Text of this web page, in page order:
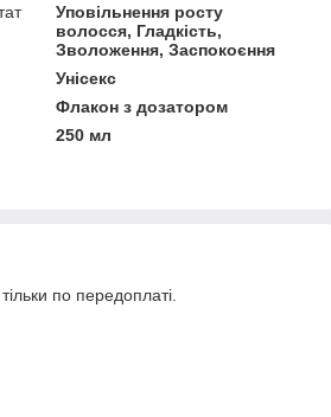
Уповільнення росту
волосся, Гладкість,
Зволоження, Заспокоєння
Унісекс
Флакон з дозатором
250 мл
по передоплаті.